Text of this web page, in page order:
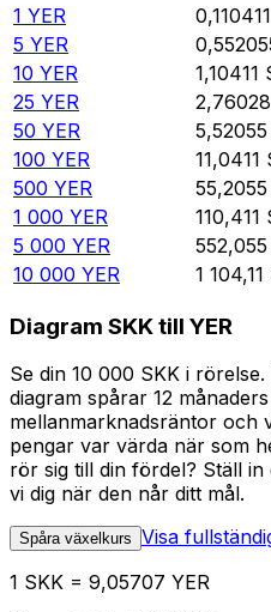
1 YER 0,110411
5 YER
10 YER 1,10411
25 YER 2,76028
50 YER 5,52055
100 YER 11,0411
500 YER 55,2055
1 000 YER 110,411
5 000 YER 552,055
10 000 YER 1 104,11
Diagram SKK till YER
Se din 10 000 SKK i
diagram spårar 12
mellanmarknadsräntor och
pengar var värda när som
rör sig till din fördel? Ställ
vi dig när den når ditt mål.
Spåra växelkurs Visa
1 SKK = 9,05707 YER